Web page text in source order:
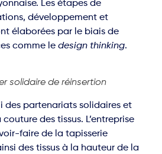
Les étapes de
développement et
élaborées par le biais de
comme le design thinking.
solidaire de réinsertion
des partenariats solidaires et
des tissus. L’entreprise
faire de la tapisserie
des tissus à la hauteur de la